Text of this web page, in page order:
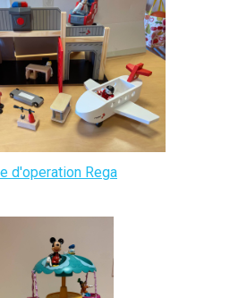
d'operation Rega